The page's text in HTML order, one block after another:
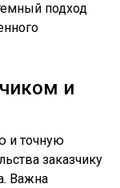
подход
и
и точную
заказчику
Важна